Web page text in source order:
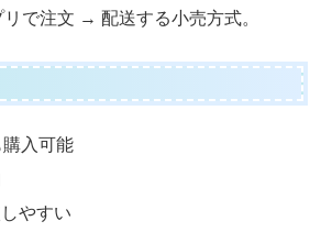
で注文 → 配送する小売方式。
入可能
やすい